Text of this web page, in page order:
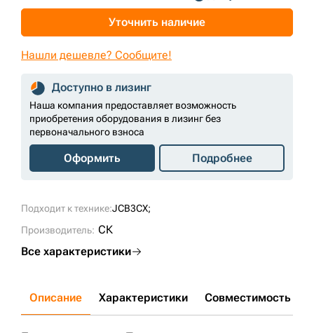
Подходит к технике:JCB3CX;
Производитель: СК
Все характеристики
Уточнить наличие
Нашли дешевле? Сообщите!
Доступно в лизинг
Наша компания предоставляет возможность
приобретения оборудования в лизинг без
первоначального взноса
Оформить Подробнее
Описание Характеристики Совместимость